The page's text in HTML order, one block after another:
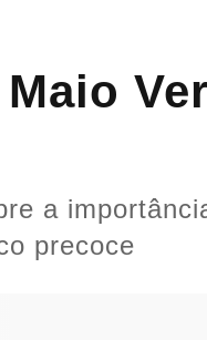
a
precoce